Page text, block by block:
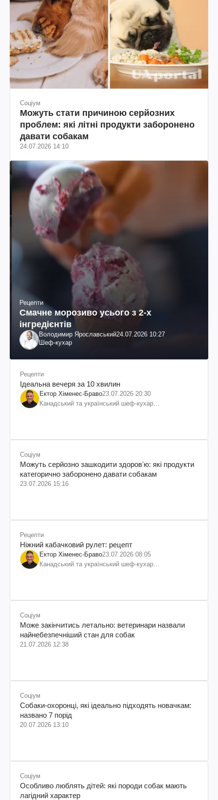
Соціум
Можуть стати причиною серйозних
проблем: які літні продукти заборонено
давати собакам
24.07.2026 14:10
Рецепти
Смачне морозиво усього з 2-х
інгредієнтів
Володимир Ярославський24.07.2026 10:27
Шеф-кухар
Рецепти
Ідеальна вечеря за 10 хвилин
Ектор Хіменес-Браво23.07.2026 20:30
Канадський та український шеф-кухар
Соціум
Можуть серйозно зашкодити здоровʼю: які продукти
категорично заборонено давати собакам
23.07.2026 15:16
Рецепти
Ніжний кабачковий рулет: рецепт
Ектор Хіменес-Браво23.07.2026 08:05
Канадський та український шеф-кухар
Соціум
Може закінчитись летально: ветеринари назвали
найнебезпечніший стан для собак
21.07.2026 12:38
Соціум
Собаки-охоронці, які ідеально підходять новачкам:
названо 7 порід
20.07.2026 13:10
Соціум
Особливо люблять дітей: які породи собак мають
лагідний характер